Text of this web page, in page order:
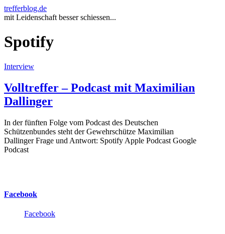
trefferblog.de
mit Leidenschaft besser schiessen...
Spotify
Interview
Volltreffer – Podcast mit Maximilian
Dallinger
In der fünften Folge vom Podcast des Deutschen
Schützenbundes steht der Gewehrschütze Maximilian
Dallinger Frage und Antwort: Spotify Apple Podcast Google
Podcast
Facebook
Facebook